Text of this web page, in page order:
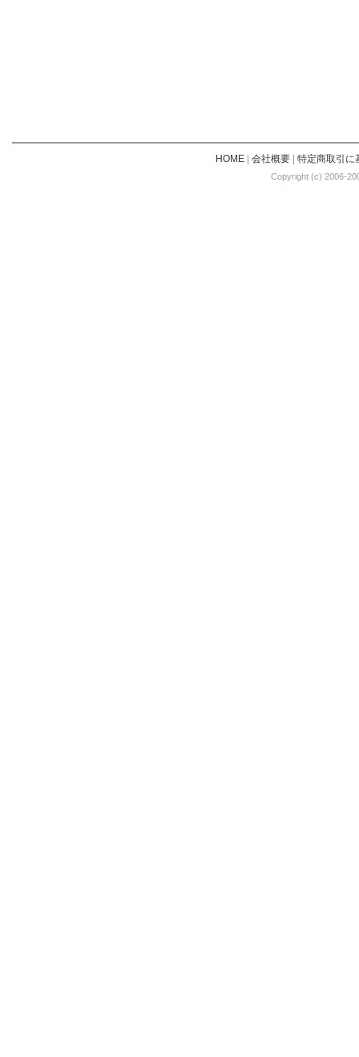
HOME| 会社概要| 特定商取引に
Copyright (c) 2006-